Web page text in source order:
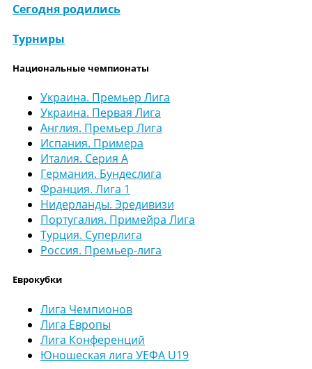
Сегодня родились
Турниры
Национальные чемпионаты
Украина. Премьер Лига
Украина. Первая Лига
Англия. Премьер Лига
Испания. Примера
Италия. Серия А
Германия. Бундеслига
Франция. Лига 1
Нидерланды. Эредивизи
Португалия. Примейра Лига
Турция. Суперлига
Россия. Премьер-лига
Еврокубки
Лига Чемпионов
Лига Европы
Лига Конференций
Юношеская лига УЕФА U19